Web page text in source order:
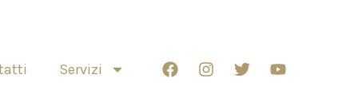
Servizi